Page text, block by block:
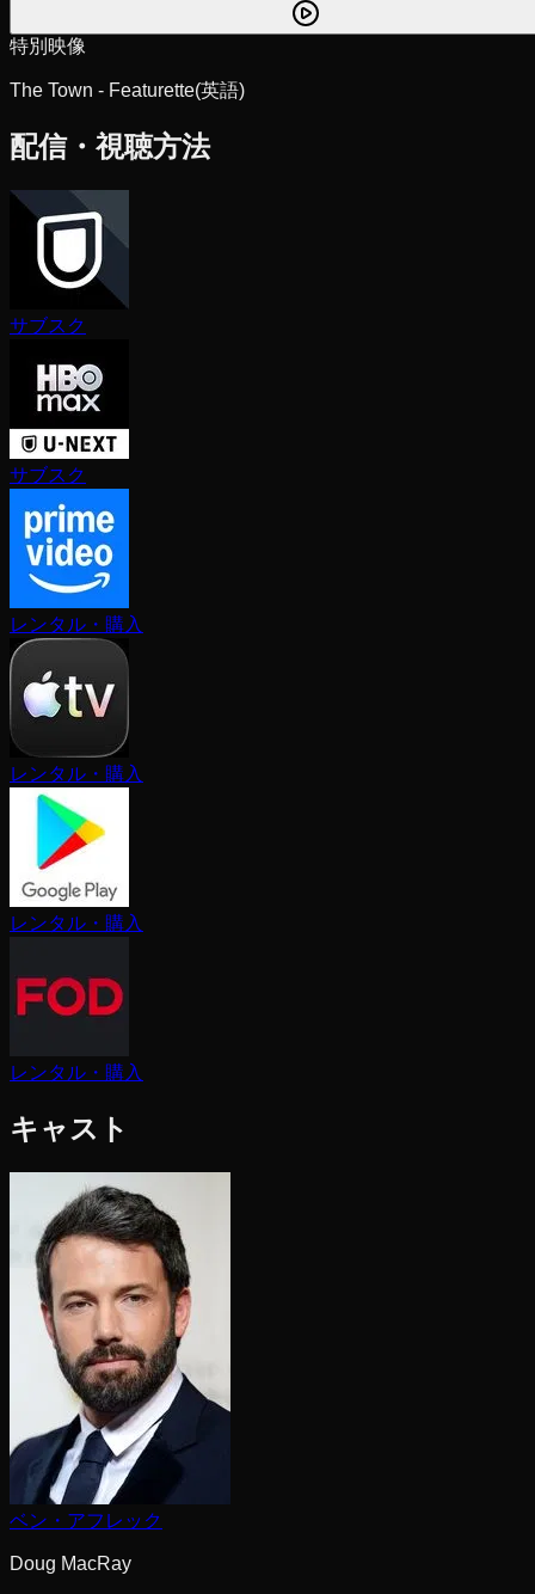
特別映像
The Town - Featurette(英語)
配信・視聴方法
サブスク
サブスク
レンタル・購入
レンタル・購入
レンタル・購入
レンタル・購入
キャスト
ベン・アフレック
Doug MacRay